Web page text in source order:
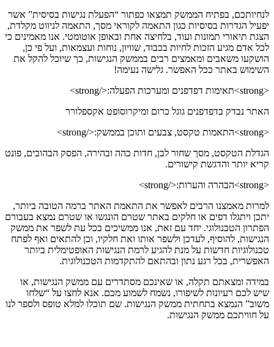
לנחיותכם, בפתיח הממשק תמצאו כפתור “הפעלת נגישות בסיסית” אשר
יפעיל הגדרות בסיסיות כגון התאמה לקוראי מסך, התאמה לניווט מקלדת,
הצגת תיאורי תמונות ועוד, בלחיצה אחת ובאופן אוטומטי. אנו מאמינים כי
לכל אדם מגיע הזכות לחיות בכבוד, שוויון, נוחות ועצמאות, ועל פי כן,
הושקעו משאבים ומאמצים רבים בממשק הנגישות, כך שיוכל להקל את
השימוש באתר ככל האפשר. גלישה נעימה!
<strong>תאימות דפדפנים ומערכות הפעלה:</strong>
האתר נבדק בדפדפנים גוגל כרום ומיקרוסופט אקספלורר
<strong>התאמות טקסט, צבעים ותוכן בממשק:</strong>
הגדלת הטקסט, מסך שחור לבן, חדות כהה ובהירה, הפסק הבהובים, פונט
קריא יותר והדגשת קישורים.
<strong>הבהרה והערות:</strong>
למרות מאמצנו הרבים לאפשר את התאמת האתר ברמה הטובה ביותר,
יתכן ויתגלו דפים או חלקים באתר שטרם הונגשו או שטרם נמצא בעבורם
הפתרון הטכנולוגי. יחד עם זאת, אנו ממשיכים בכל עת לשפר את ממשק
הנגישות, להוסיף, לעדכן ולשפר אותו ואת חלקיו, וכן להתאים ואף לפתח
טכנולוגיות חדשות על מנת להגיע לרמת הנגישות האופטימלית ביותר
האפשרית, בכל רגע נתון ובהתאם להתקדמות הטכנולוגית.
במידה ומצאתם תקלה, או שאינכם מסתדרים עם ממשק הנגישות, או
שיש לכם רעיונות לשיפורו, נשמח לשמוע מכם. אנא לחצו על “שלחו
משוב” הנמצא בתחתית ממשק הנגישות. שם תוכלו למלא טופס ולספר לנו
על חוויתכם ממשק הנגישות.